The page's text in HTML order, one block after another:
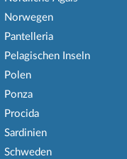
Norwegen
Pantelleria
Pelagischen Inseln
Polen
Ponza
Procida
Sardinien
Schweden